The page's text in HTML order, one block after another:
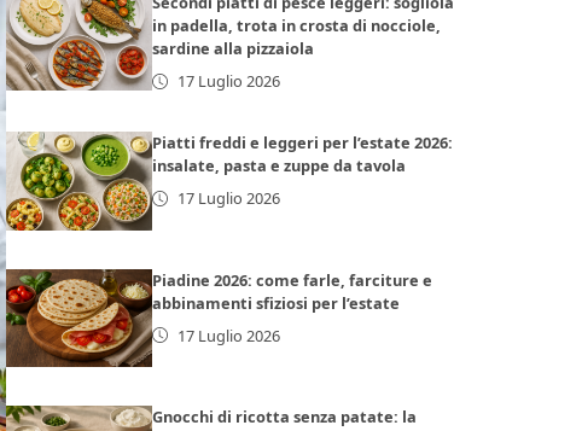
in padella, trota in crosta di nocciole,
sardine alla pizzaiola
17 Luglio 2026
Piatti freddi e leggeri per l’estate 2026:
insalate, pasta e zuppe da tavola
17 Luglio 2026
Piadine 2026: come farle, farciture e
abbinamenti sfiziosi per l’estate
17 Luglio 2026
Gnocchi di ricotta senza patate: la